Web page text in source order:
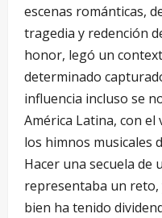
escenas románticas,
tragedia y redención
honor, legó un
determinado
influencia incluso se
América Latina, con el
los himnos musicales
Hacer una secuela de
representaba un
bien ha tenido